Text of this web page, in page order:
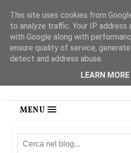
MENU
This site uses cookies from
to analyze traffic. Your IP address
with Google along with
ensure quality of service,
detect and address abuse.
LEARN MORE